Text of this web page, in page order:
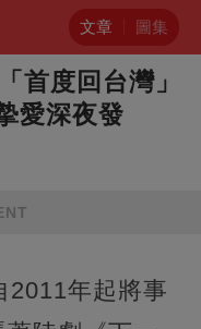
文章 圖集
首度回台灣」
愛深夜發
2011年起將事